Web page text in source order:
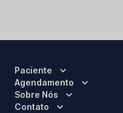
Paciente
Agendamento
Sobre Nós
Contato